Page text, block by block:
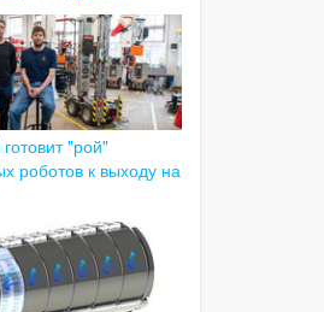
"рой"
роботов к выходу на